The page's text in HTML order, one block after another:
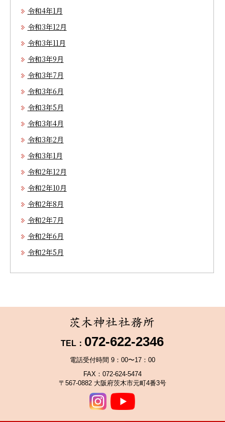
令和4年1月
令和3年12月
令和3年11月
令和3年9月
令和3年7月
令和3年6月
令和3年5月
令和3年4月
令和3年2月
令和3年1月
令和2年12月
令和2年10月
令和2年8月
令和2年7月
令和2年6月
令和2年5月
TEL： 072-622-2346
電話受付時間 9：00〜17：00
FAX：072-624-5474
〒567-0882 大阪府茨木市元町4番3号